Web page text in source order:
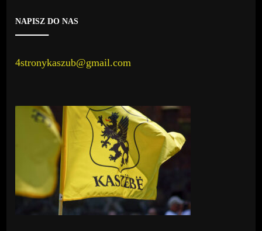
NAPISZ DO NAS
4stronykaszub@gmail.com